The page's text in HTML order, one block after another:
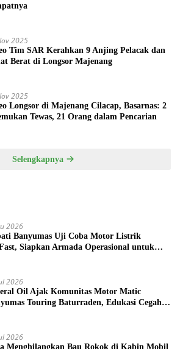
2025
Tim SAR Kerahkan 9 Anjing Pelacak dan
Berat di Longsor Majenang
2025
Longsor di Majenang Cilacap, Basarnas: 2
Tewas, 21 Orang dalam Pencarian
Selengkapnya
2026
Banyumas Uji Coba Motor Listrik
Siapkan Armada Operasional untuk
2026
Oil Ajak Komunitas Motor Matic
Touring Baturraden, Edukasi Cegah
2026
Menghilangkan Bau Rokok di Kabin Mobil